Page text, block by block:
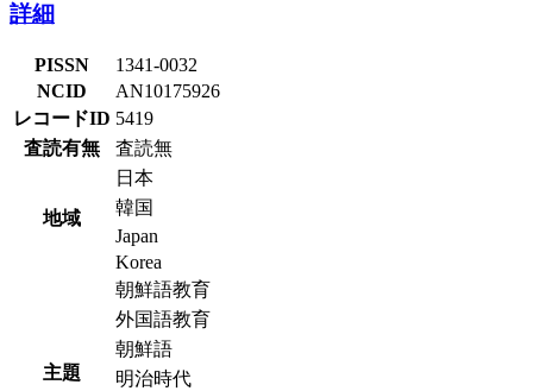
詳細
PISSN
1341-0032
NCID
AN10175926
レコードID 5419
査読有無
査読無
地域
日本
韓国
Japan
Korea
主題
朝鮮語教育
外国語教育
朝鮮語
明治時代